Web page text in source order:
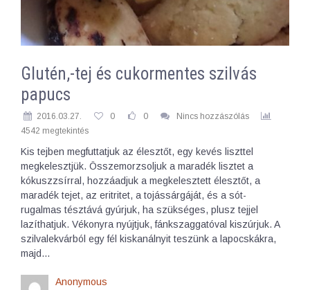
Glutén,-tej és cukormentes szilvás
papucs
2016.03.27. 0 0
Nincs hozzászólás
4542 megtekintés
Kis tejben megfuttatjuk az élesztőt, egy kevés liszttel
megkelesztjük. Összemorzsoljuk a maradék lisztet a
kókuszzsírral, hozzáadjuk a megkelesztett élesztőt, a
maradék tejet, az eritritet, a tojássárgáját, és a sót-
rugalmas tésztává gyúrjuk, ha szükséges, plusz tejjel
lazíthatjuk. Vékonyra nyújtjuk, fánkszaggatóval kiszúrjuk. A
szilvalekvárból egy fél kiskanálnyit teszünk a lapocskákra,
majd…
Anonymous